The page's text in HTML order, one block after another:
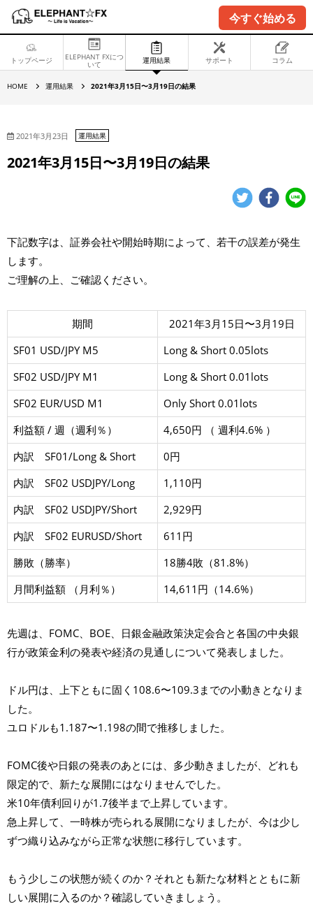
今すぐ始める
トップページ ELEPHANT FXにつ
いて 運用結果 サポート コラム
HOME
3
5
の
果
運用結果 2021年3月15日〜3月19日の結果
2021年3月23日 運用結果
2021年3月15日〜3月19日の結果
下記数字は、証券会社や開始時期によって、若干の誤差が発生
します。
ご理解の上、ご確認ください。
期間
2021年3月15日〜3月19日
SF01 USD/JPY M5
Long & Short 0.05lots
SF02 USD/JPY M1
Long & Short 0.01lots
SF02 EUR/USD M1
Only Short 0.01lots
利益額 / 週（週利％）
4,650円 （ 週利4.6% ）
内訳 SF01/Long & Short
0円
内訳 SF02 USDJPY/Long
1,110円
内訳 SF02 USDJPY/Short
2,929円
内訳 SF02 EURUSD/Short
611円
勝敗（勝率）
18勝4敗（81.8%）
月間利益額 （月利％）
14,611円（14.6%）
先週は、FOMC、BOE、日銀金融政策決定会合と各国の中央銀
行が政策金利の発表や経済の見通しについて発表しました。
ドル円は、上下ともに固く108.6〜109.3までの小動きとなりま
した。
ユロドルも1.187〜1.198の間で推移しました。
FOMC後や日銀の発表のあとには、多少動きましたが、どれも
限定的で、新たな展開にはなりませんでした。
米10年債利回りが1.7後半まで上昇しています。
急上昇して、一時株が売られる展開になりましたが、今は少し
ずつ織り込みながら正常な状態に移行しています。
もう少しこの状態が続くのか？それとも新たな材料とともに新
しい展開に入るのか？確認していきましょう。